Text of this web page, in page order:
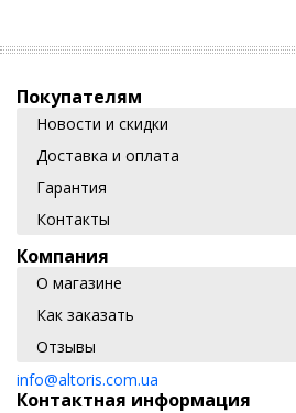
Покупателям
Новости и скидки
Доставка и оплата
Гарантия
Контакты
Компания
О магазине
Как заказать
Отзывы
info@altoris.com.ua
Контактная информация